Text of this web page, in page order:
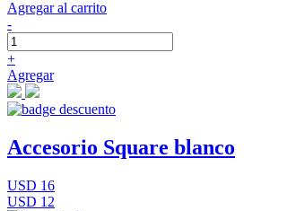
Agregar al carrito
-
+
Agregar
Accesorio Square blanco
USD 16
USD 12